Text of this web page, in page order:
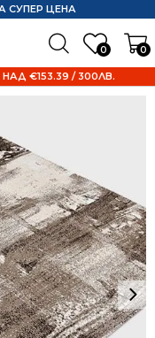
0 0
СУПЕР ЦЕНА
€153.39 / 300ЛВ.